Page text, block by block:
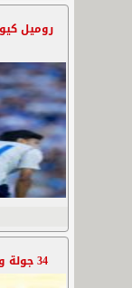
روميل
34 جولة و306 مباريات.. موعد بداية دوري روشن